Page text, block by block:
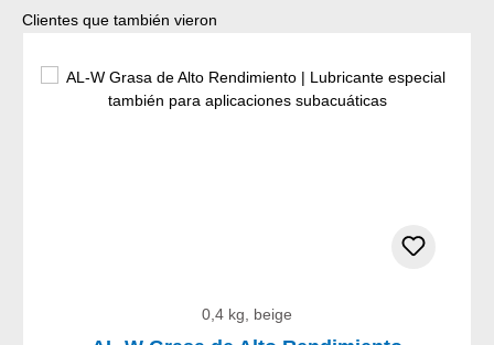
Omitir la galería de productos
Clientes que también vieron
0,4 kg, beige